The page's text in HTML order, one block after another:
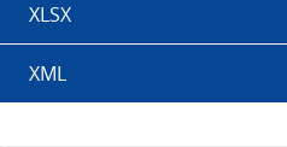
XLSX
XML